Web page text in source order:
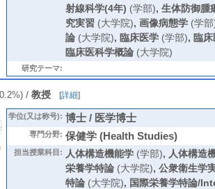
射線科学(4年) (学部), 生体防御腫
究実習(大学院), 画像病態学(学部
論(大学院), 臨床医学(学部), 臨
臨床医科学概論(大学院)
研究テーマ:
/ 教授 [詳細]
学位(又は称号): 博士 / 医学博士
専門分野: 保健学 (Health Studies)
担当授業科目: 人体構造機能学(学部), 人体構造
栄養学特論(大学院), 公衆衛生学
特論(大学院), 国際栄養学特論/